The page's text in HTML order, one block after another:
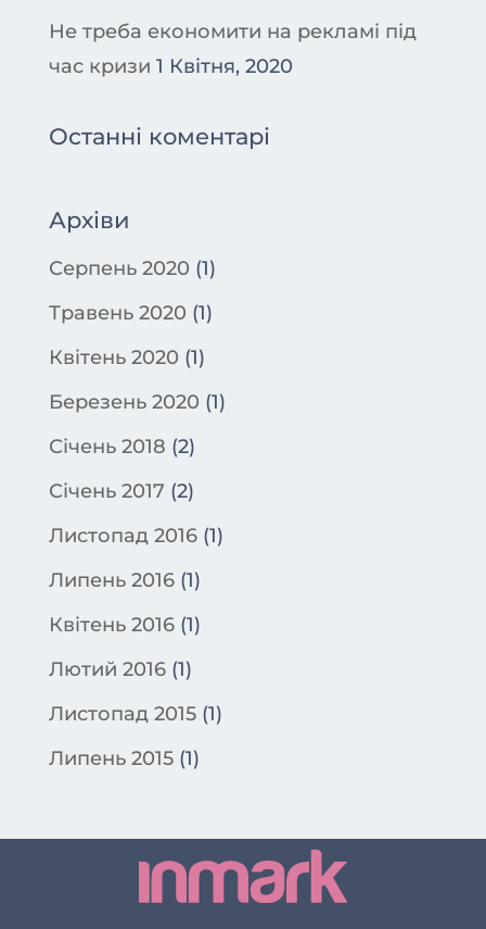
Не треба економити на рекламі під
час кризи 1 Квітня, 2020
Останні коментарі
Архіви
Серпень 2020 (1)
Травень 2020 (1)
Квітень 2020 (1)
Березень 2020 (1)
Січень 2018 (2)
Січень 2017 (2)
Листопад 2016(1)
Липень 2016(1)
Квітень 2016(1)
Лютий 2016(1)
Листопад 2015(1)
Липень 2015(1)